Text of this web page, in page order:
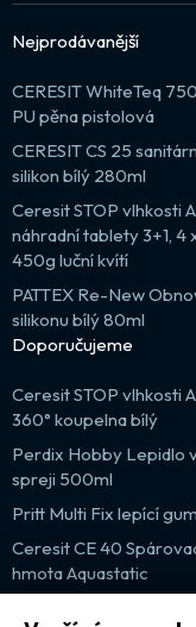
Nejprodávanější
CERESIT WhiteTeq
PU pěna pistolová
CERESIT CS 25
silikon bílý 280ml
Ceresit STOP vlhkosti
náhradní tablety 3+1, 4
450g luční kvítí
PATTEX Re-New
silikonu bílý 80ml
Doporučujeme
Ceresit STOP vlhkosti
360° koupelna bílý
Perdix Hobby Lepidlo
spreji 500ml
Pritt Multi Fix lepící
Ceresit CE 40
hmota Aquastatic